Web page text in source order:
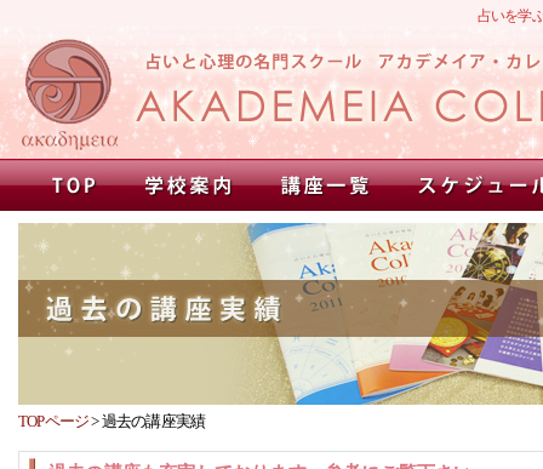
占いを学
TOPページ>過去の講座実績